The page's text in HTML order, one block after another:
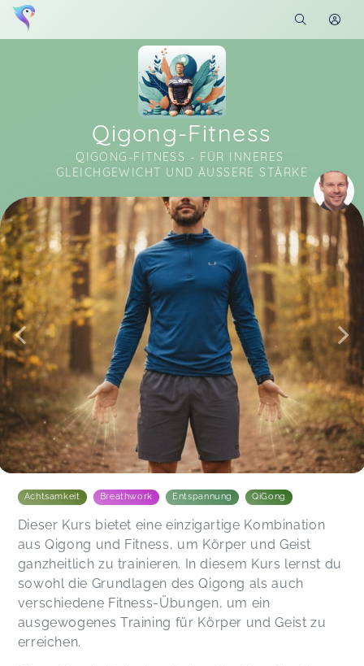
Qigong-Fitness
QIGONG-FITNESS - FÜR INNERES
GLEICHGEWICHT UND ÄUSSERE STÄRKE
Soon you will learn more about me here...
Achtsamkeit Breathwork Entspannung QiGong
Dieser Kurs bietet eine einzigartige Kombination
aus Qigong und Fitness, um Körper und Geist
ganzheitlich zu trainieren. In diesem Kurs lernst du
sowohl die Grundlagen des Qigong als auch
verschiedene Fitness-Übungen, um ein
ausgewogenes Training für Körper und Geist zu
erreichen.